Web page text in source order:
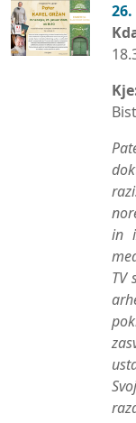
26.
in
TV